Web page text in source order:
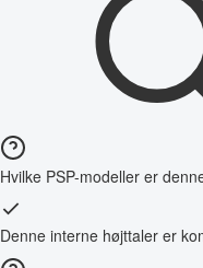
Hvilke PSP-modeller er
Denne interne højttaler er